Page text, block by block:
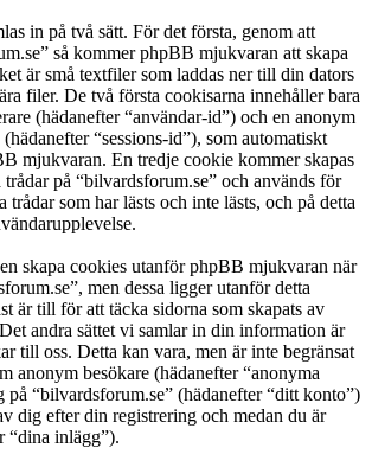
in på två sätt. För det första, genom att
så kommer phpBB mjukvaran att skapa
är små textfiler som laddas ner till din dators
filer. De två första cookisarna innehåller bara
(hädanefter “användar-id”) och en anonym
“sessions-id”), som automatiskt
mjukvaran. En tredje cookie kommer skapas
på “bilvardsforum.se” och används för
som har lästs och inte lästs, och på detta
skapa cookies utanför phpBB mjukvaran när
men dessa ligger utanför detta
är till för att täcka sidorna som skapats av
andra sättet vi samlar in din information är
till oss. Detta kan vara, men är inte begränsat
anonym besökare (hädanefter “anonyma
på “bilvardsforum.se” (hädanefter “ditt konto”)
dig efter din registrering och medan du är
“dina inlägg”).